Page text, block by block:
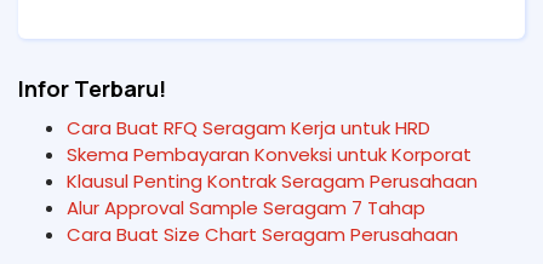
Infor Terbaru!
Cara Buat RFQ Seragam Kerja untuk HRD
Skema Pembayaran Konveksi untuk Korporat
Klausul Penting Kontrak Seragam Perusahaan
Alur Approval Sample Seragam 7 Tahap
Cara Buat Size Chart Seragam Perusahaan